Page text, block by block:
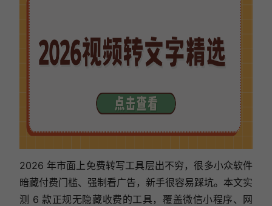
2026 年市面上免费转写工具层出不穷，很多小众软件
暗藏付费门槛、强制看广告，新手很容易踩坑。本文实
测 6 款正规无隐藏收费的工具，覆盖微信小程序、网